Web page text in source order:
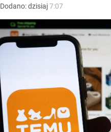
Dodano:dzisiaj7:07